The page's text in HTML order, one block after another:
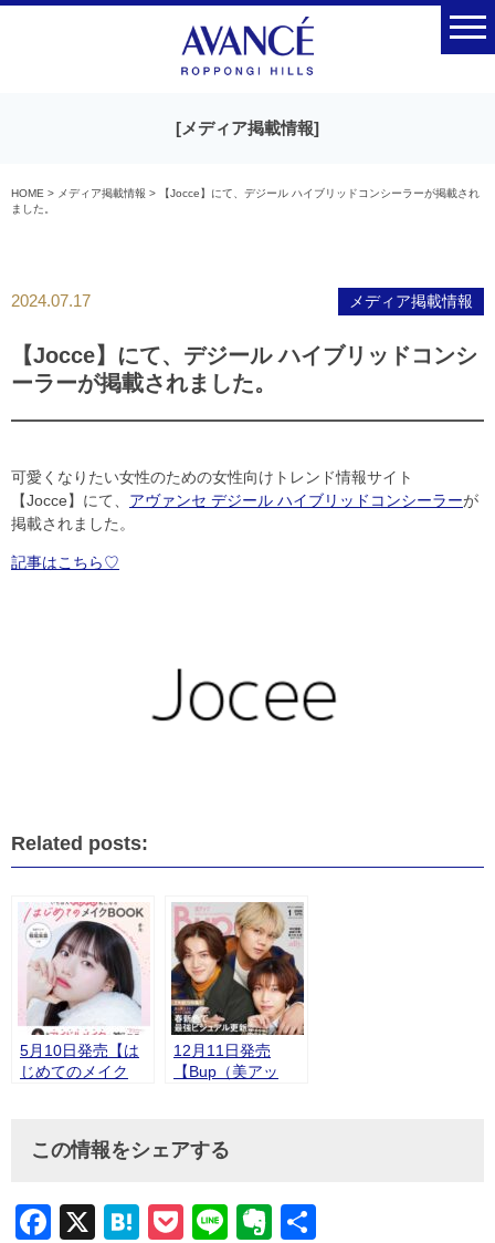
[メディア掲載情報]
HOME > メディア掲載情報 >
【Jocce】にて、デジール ハイブリッドコンシーラーが掲載され
ました。
2024.07.17 メディア掲載情報
【Jocce】にて、デジール ハイブリッドコンシ
ーラーが掲載されました。
可愛くなりたい女性のための女性向けトレンド情報サイト
【Jocce】にて、 アヴァンセ デジール ハイブリッドコンシーラーが
掲載されました。
記事はこちら♡
Related posts:
5月10日発売【は
じめてのメイク
12月11日発売
【Bup（美アッ
シーラー が掲載さ
この情報をシェアする
Facebook
X Hatena
Pocket
LineEvernote